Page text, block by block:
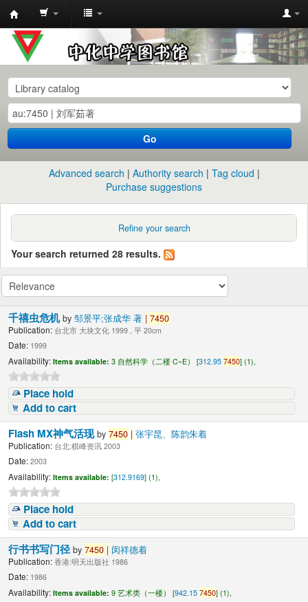
中
化
中
学
图
书
馆
目
Go
Advanced search Authority search
Tag cloud
Purchase suggestions
Refine your search
Your search returned 28 results.
千禧虫危机by邹景平;张成华 著 | 7450
Publication: 台北市 大块文化 1999 , 平 20cm
Date: 1999
Availability: Items available: 3 自然科学（二楼 C~E） [312.957450] (1),
Place hold
Add to cart
Flash MX神气活现by7450 | 张宇昆、陈韵朱着
Publication: 台北:棋峰资讯 2003
Date: 2003
Availability: Items available: [312.9169] (1),
Place hold
Add to cart
行书书写门径by7450 | 闵祥德着
Publication: 香港:明天出版社 1986
Date: 1986
Availability: Items available: 9 艺术类（一楼） [942.157450] (1),